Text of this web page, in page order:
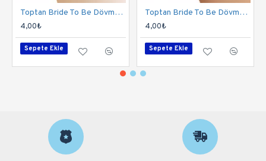
Toptan Bride To Be Dövme Gold Altın
4,00₺
Sepete Ekle
Toptan Bride To Be Dövme Gümüş
4,00₺
Sepete Ekle